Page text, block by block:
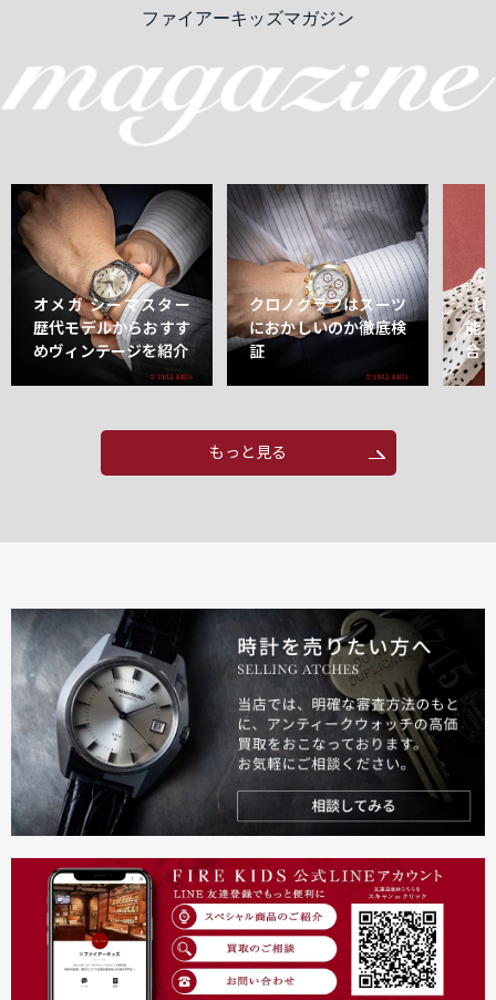
ファイアーキッズマガジン
オメガ シーマスター
歴代モデルからおすす
めヴィンテージを紹介
クロノグラフはスーツ
におかしいのか徹底検
証
【
能
合
もっと見る